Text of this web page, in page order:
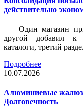
действительно
Один магазин
другой добавил к
каталоги, третий
Подробнее
10.07.2026
Алюминиевые
Долговечность